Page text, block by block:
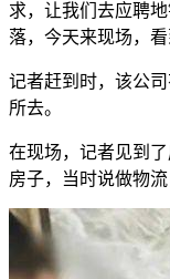
求，让我们去应聘
落，今天来现场，
记者赶到时，该公
所去。
在现场，记者见到
房子，当时说做物